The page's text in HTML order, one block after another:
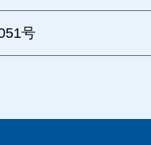
号